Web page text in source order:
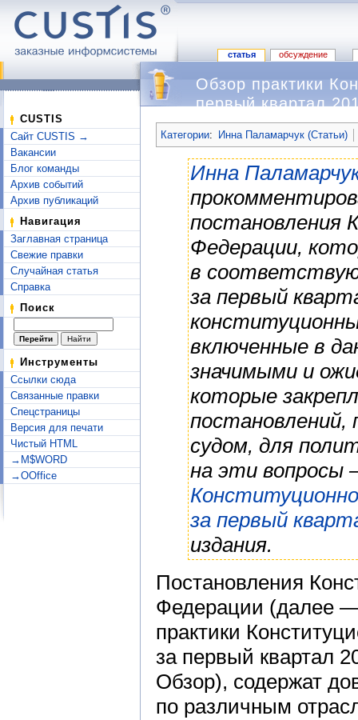
статья обсуждение
CUSTIS
Сайт CUSTIS →
Вакансии
Блог команды
Архив событий
Архив публикаций
Навигация
Заглавная страница
Свежие правки
Случайная статья
Справка
Поиск
Инструменты
Ссылки сюда
Связанные правки
Спецстраницы
Версия для печати
Чистый HTML
→M$WORD
→OOffice
Обзор практики
первый квартал
Категории: Инна Паламарчук (Статьи)
Инна
постановления
Федерации,
в
за первый
включенные в
значимыми и
которые
судом, для
на эти
за первый
издания.
Постановления
Федерации (далее
практики
за первый квартал
Обзор), содержат
по различным